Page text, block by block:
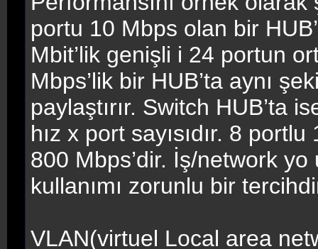
portu 10 Mbps olan bir
Mbit’lik genişli i 24 portun
Mbps’lik bir HUB’ta aynı
paylaştırır. Switch HUB’ta
hız x port sayısıdır. 8
800 Mbps’dir. İş/network
kullanımı zorunlu bir
VLAN(virtuel Local area